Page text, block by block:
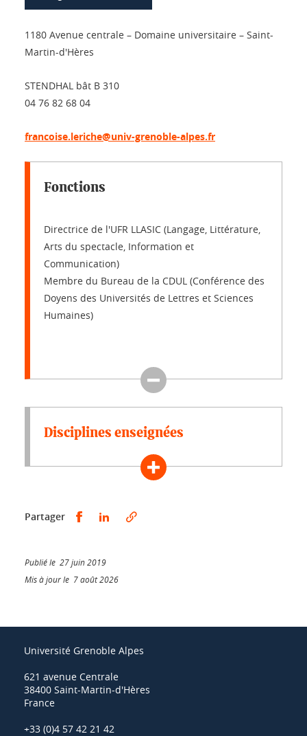
1180 Avenue centrale – Domaine universitaire – Saint-
Martin-d'Hères
STENDHAL bât B 310
04 76 82 68 04
francoise.leriche@univ-grenoble-alpes.fr
Fonctions
Directrice de l'UFR LLASIC (Langage, Littérature,
Arts du spectacle, Information et
Communication)
Membre du Bureau de la CDUL (Conférence des
Doyens des Universités de Lettres et Sciences
Humaines)
Disciplines enseignées
Partager Partager sur Facebook
Partager sur LinkedIn
Publié le 27 juin 2019
Mis à jour le 7 août 2026
Université Grenoble Alpes
621 avenue Centrale
38400 Saint-Martin-d'Hères
France
+33 (0)4 57 42 21 42